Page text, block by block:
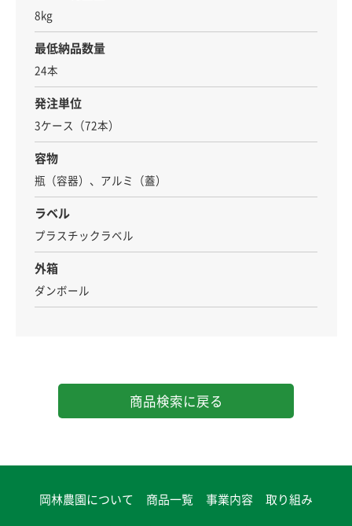
8kg
最低納品数量
24本
発注単位
3ケース（72本）
容物
瓶（容器）、アルミ（蓋）
ラベル
プラスチックラベル
外箱
ダンボール
商品検索に戻る
岡林農園について 商品一覧 事業内容 取り組み